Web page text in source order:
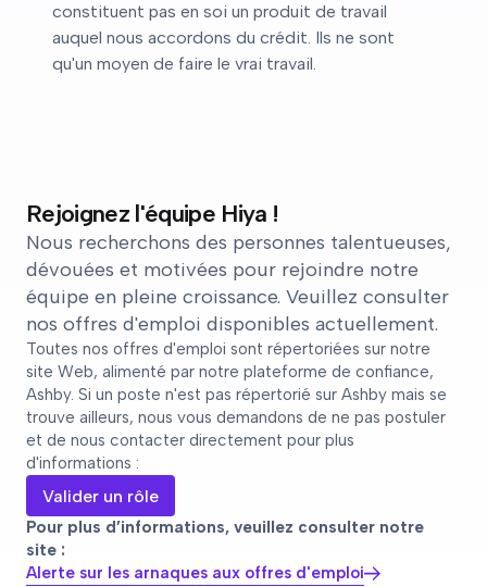
constituent pas en soi un produit de travail
auquel nous accordons du crédit. Ils ne sont
qu'un moyen de faire le vrai travail.
Rejoignez l'équipe Hiya !
Nous recherchons des personnes talentueuses,
dévouées et motivées pour rejoindre notre
équipe en pleine croissance. Veuillez consulter
nos offres d'emploi disponibles actuellement.
Toutes nos offres d'emploi sont répertoriées sur notre
site Web, alimenté par notre plateforme de confiance,
Ashby. Si un poste n'est pas répertorié sur Ashby mais se
trouve ailleurs, nous vous demandons de ne pas postuler
et de nous contacter directement pour plus
d'informations :
Valider un rôle
Pour plus d’informations, veuillez consulter notre
site :
Alerte sur les arnaques aux offres d'emploi